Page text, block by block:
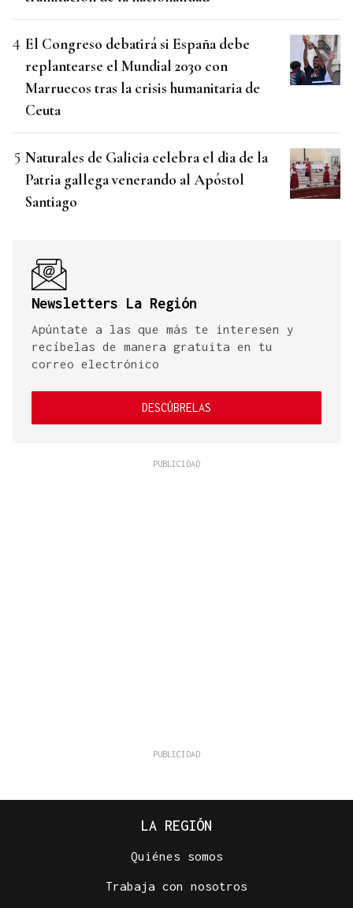
El Congreso debatirá si España debe
replantearse el Mundial 2030 con
Marruecos tras la crisis humanitaria de
Ceuta
Naturales de Galicia celebra el dia de la
Patria gallega venerando al Apóstol
Santiago
Newsletters La Región
Apúntate a las que más te interesen y
recíbelas de manera gratuita en tu
correo electrónico
DESCÚBRELAS
LA REGIÓN
Quiénes somos
Trabaja con nosotros